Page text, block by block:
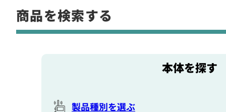
商品を検索する
本体を探す
製品種別を選ぶ